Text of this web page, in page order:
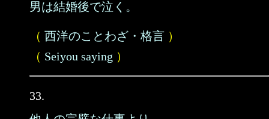
男は結婚後で泣く。
（ 西洋のことわざ・格言 ）
（ Seiyou saying ）
33.